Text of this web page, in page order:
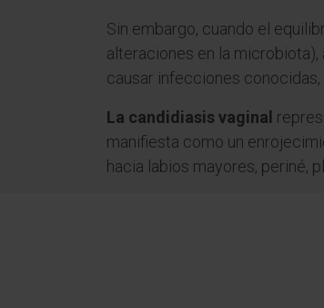
Sin embargo, cuando el
alteraciones en la
causar infecciones conocidas,
La candidiasis vaginal
manifiesta como un
hacia labios mayores, periné,